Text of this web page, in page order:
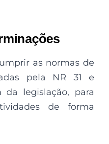
as normas de
pela NR 31 e
da legislação, para
de forma